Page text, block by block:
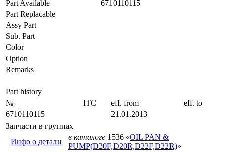
Part Available
6710110115
Part Replacable
Assy Part
Sub. Part
Color
Option
Remarks
Part history
№
ITC eff. from
eff. to
6710110115
21.01.2013
Запчасти в группах
Инфо о детали
в каталоге 1536 «OIL PAN &
PUMP(D20F,D20R,D22F,D22R)»